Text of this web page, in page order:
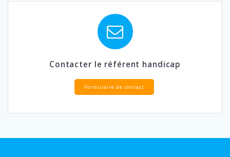
Contacter le référent handicap
Formulaire de contact